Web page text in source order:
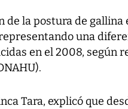
de la postura de gallina
una
en el 2008, según
Tara, explicó que